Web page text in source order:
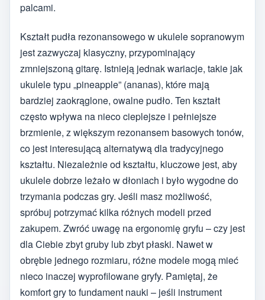
palcami.
Kształt pudła rezonansowego w ukulele sopranowym
jest zazwyczaj klasyczny, przypominający
zmniejszoną gitarę. Istnieją jednak wariacje, takie jak
ukulele typu „pineapple” (ananas), które mają
bardziej zaokrąglone, owalne pudło. Ten kształt
często wpływa na nieco cieplejsze i pełniejsze
brzmienie, z większym rezonansem basowych tonów,
co jest interesującą alternatywą dla tradycyjnego
kształtu. Niezależnie od kształtu, kluczowe jest, aby
ukulele dobrze leżało w dłoniach i było wygodne do
trzymania podczas gry. Jeśli masz możliwość,
spróbuj potrzymać kilka różnych modeli przed
zakupem. Zwróć uwagę na ergonomię gryfu – czy jest
dla Ciebie zbyt gruby lub zbyt płaski. Nawet w
obrębie jednego rozmiaru, różne modele mogą mieć
nieco inaczej wyprofilowane gryfy. Pamiętaj, że
komfort gry to fundament nauki – jeśli instrument